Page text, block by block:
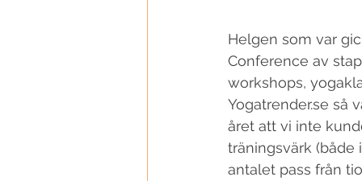
Helgen som var
Conference av
workshops,
Yogatrender.se så
året att vi inte
träningsvärk
antalet pass från